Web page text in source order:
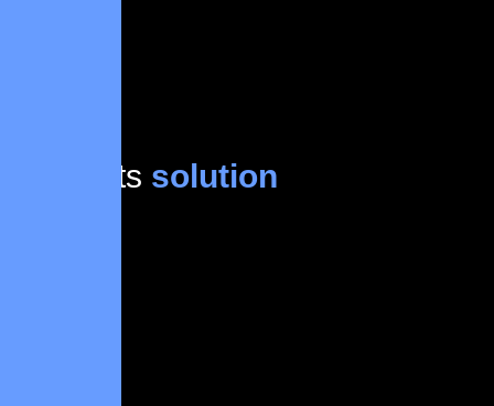
Projects solution